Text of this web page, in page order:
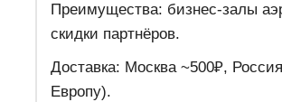
Преимущества: бизнес-залы
скидки партнёров.
Доставка: Москва ~500₽,
Европу).